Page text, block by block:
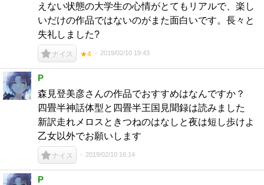
えない状態の大学生の心情がとてもリアルで、楽し
いだけの作品ではないのがまた面白いです。長々と
失礼しました?
ナイス ★4 2019/02/10 19:43
P
森見登美彦さんの作品でおすすめはなんですか？
四畳半神話体型と四畳半王国見聞録は読みました
新訳走れメロスときつねのはなしと夜は短し歩けよ
乙女以外でお願いします
ナイス 2019/02/10 16:14
P